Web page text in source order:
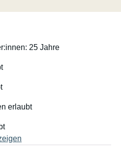
25 Jahre
erlaubt